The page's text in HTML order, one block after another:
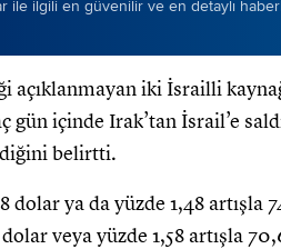
ile ilgili en güvenilir ve en detaylı
iki İsrailli
gün içinde Irak’tan İsrail’e
belirtti.
ya da yüzde 1,48 artışla
veya yüzde 1,58 artışla